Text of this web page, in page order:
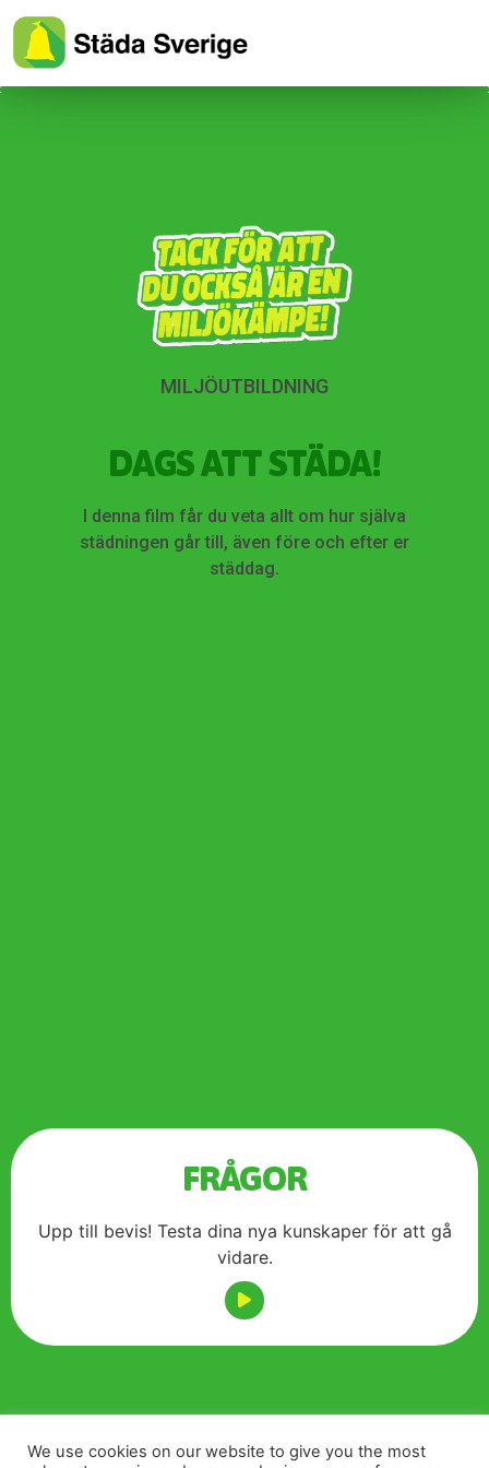
MILJÖUTBILDNING
DAGS ATT STÄDA!
I denna film får du veta allt om hur själva
städningen går till, även före och efter er
städdag.
FRÅGOR
Upp till bevis! Testa dina nya kunskaper för att gå
vidare.
CHECKLISTA
We use cookies on our website to give you the most